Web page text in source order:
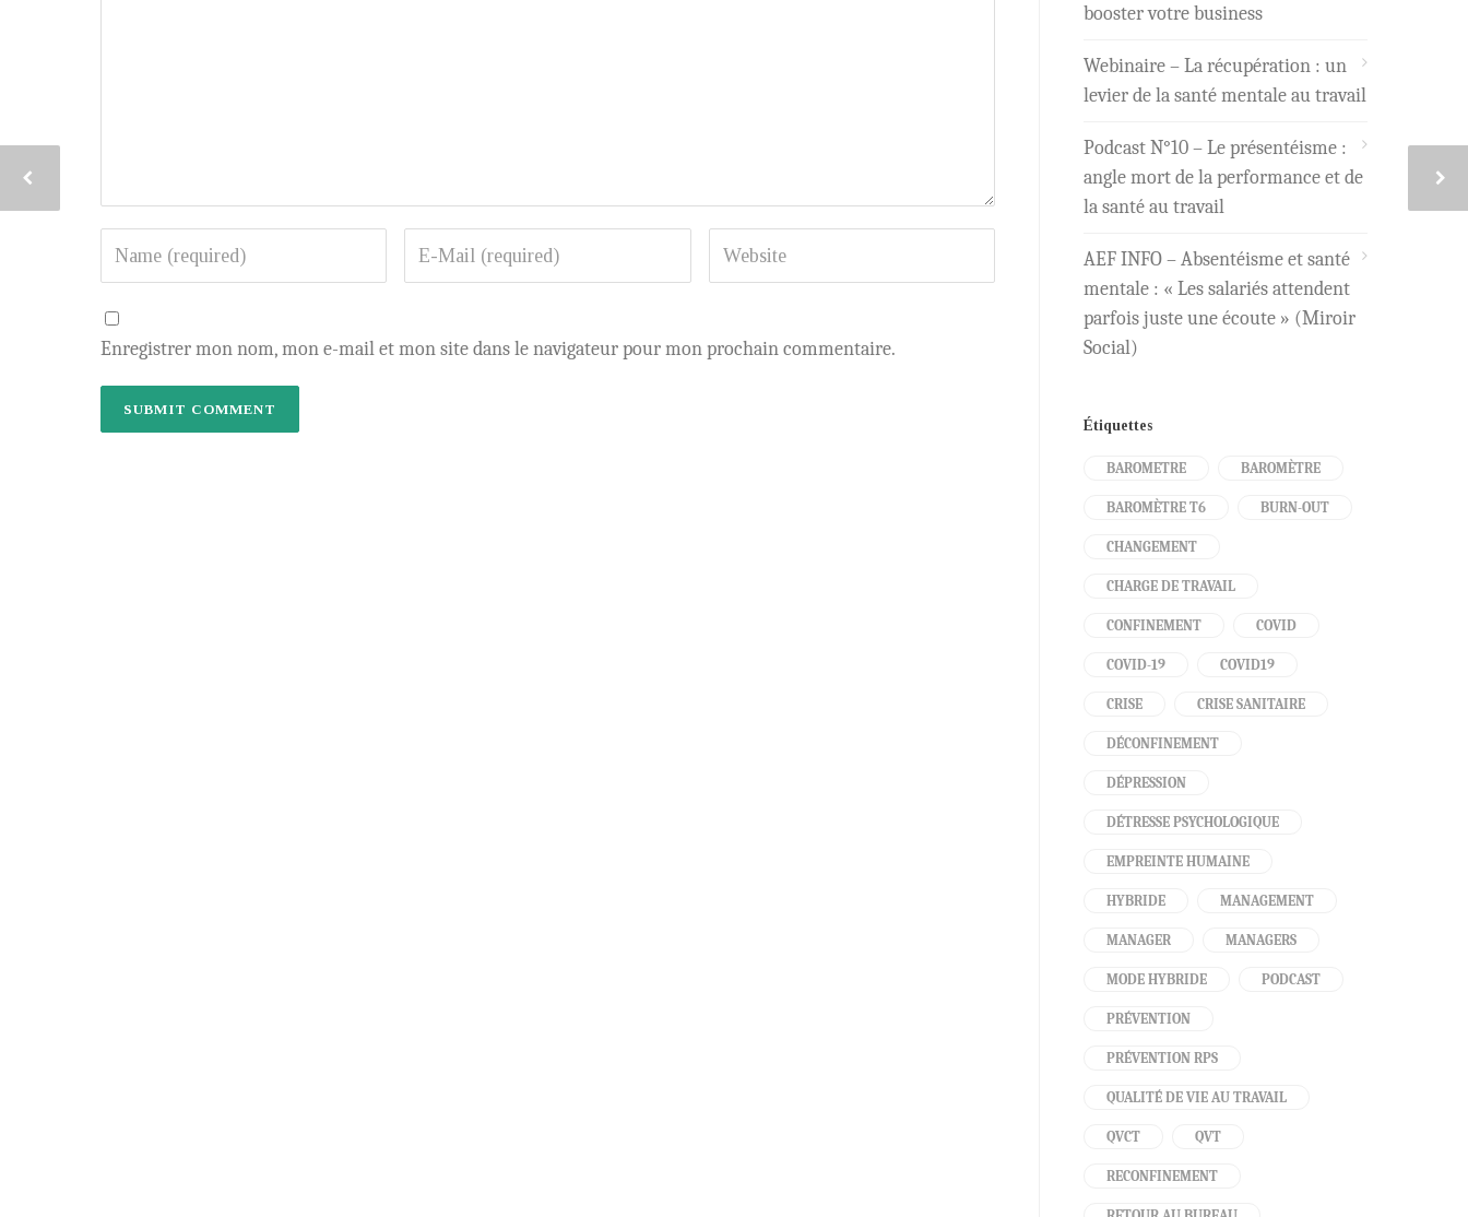
Enregistrer mon nom, mon e-mail et mon site dans le navigateur pour mon prochain commentaire.
booster votre business
Webinaire – La récupération : un
levier de la santé mentale au travail
Podcast N°10 – Le présentéisme :
angle mort de la performance et de
la santé au travail
AEF INFO – Absentéisme et santé
mentale : « Les salariés attendent
parfois juste une écoute » (Miroir
Social)
Étiquettes
BAROMETRE BAROMÈTRE
BAROMÈTRE T6 BURN-OUT
CHANGEMENT
CHARGE DE TRAVAIL
CONFINEMENT COVID
COVID-19 COVID19
CRISE CRISE SANITAIRE
DÉCONFINEMENT
DÉPRESSION
DÉTRESSE PSYCHOLOGIQUE
EMPREINTE HUMAINE
HYBRIDE MANAGEMENT
MANAGER MANAGERS
MODE HYBRIDE PODCAST
PRÉVENTION
PRÉVENTION RPS
QUALITÉ DE VIE AU TRAVAIL
QVCT QVT
RECONFINEMENT